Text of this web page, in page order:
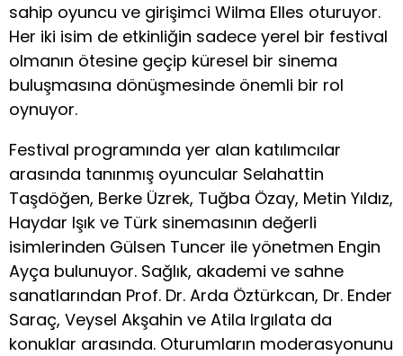
sahip oyuncu ve girişimci Wilma Elles oturuyor.
Her iki isim de etkinliğin sadece yerel bir festival
olmanın ötesine geçip küresel bir sinema
buluşmasına dönüşmesinde önemli bir rol
oynuyor.
Festival programında yer alan katılımcılar
arasında tanınmış oyuncular Selahattin
Taşdöğen, Berke Üzrek, Tuğba Özay, Metin Yıldız,
Haydar Işık ve Türk sinemasının değerli
isimlerinden Gülsen Tuncer ile yönetmen Engin
Ayça bulunuyor. Sağlık, akademi ve sahne
sanatlarından Prof. Dr. Arda Öztürkcan, Dr. Ender
Saraç, Veysel Akşahin ve Atila Irgılata da
konuklar arasında. Oturumların moderasyonunu